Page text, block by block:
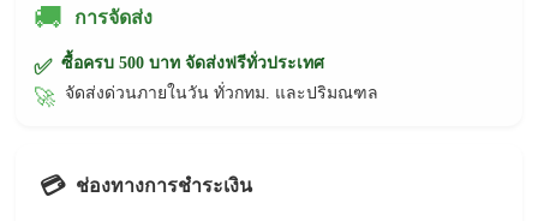
🚚 การจัดส่ง
✅ ซื้อครบ 500 บาท จัดส่งฟรีทั่วประเทศ
🚀 จัดส่งด่วนภายในวัน ทั่วกทม. และปริมณฑล
💳 ช่องทางการชำระเงิน